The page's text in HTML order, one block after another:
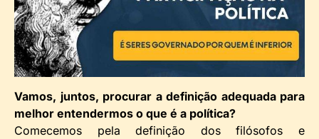
Vamos, juntos, procurar a definição adequada para
melhor entendermos o que é a política?
Comecemos pela definição dos filósofos e